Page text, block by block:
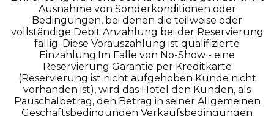
Ausnahme von Sonderkonditionen oder
Bedingungen, bei denen die teilweise oder
vollständige Debit Anzahlung bei der Reservierung
fällig. Diese Vorauszahlung ist qualifizierte
Einzahlung.Im Falle von No-Show - eine
Reservierung Garantie per Kreditkarte
(Reservierung ist nicht aufgehoben Kunde nicht
vorhanden ist), wird das Hotel den Kunden, als
Pauschalbetrag, den Betrag in seiner Allgemeinen
Geschäftsbedingungen Verkaufsbedingungen